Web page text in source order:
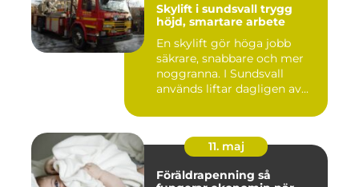
Skylift i sundsvall trygg
höjd, smartare arbete
En skylift gör höga jobb
säkrare, snabbare och mer
noggranna. I Sundsvall
används liftar dagligen av...
11. maj
Föräldrapenning så